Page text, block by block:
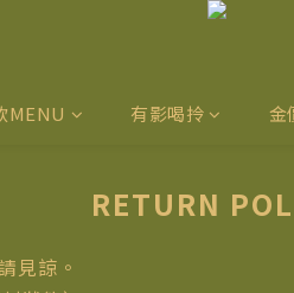
MENU 有影喝拎 金
RETURN
見諒。